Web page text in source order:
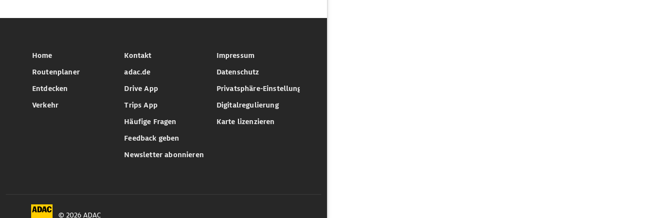
Home
Routenplaner
Entdecken
Verkehr
Kontakt
adac.de
Drive App
Trips App
Häufige Fragen
Feedback geben
Newsletter abonnieren
Impressum
Datenschutz
Privatsphäre-Einstellungen
Digitalregulierung
Karte lizenzieren
© 2026 ADAC